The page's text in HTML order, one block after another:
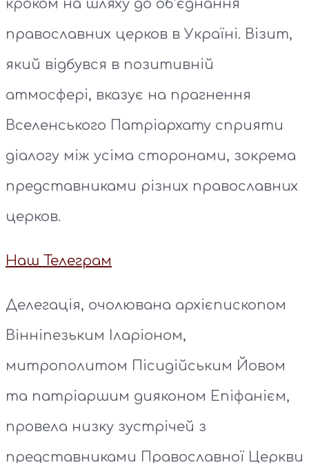
кроком на шляху до об’єднання
православних церков в Україні. Візит,
який відбувся в позитивній
атмосфері, вказує на прагнення
Вселенського Патріархату сприяти
діалогу між усіма сторонами, зокрема
представниками різних православних
церков.
Наш Телеграм
Делегація, очолювана архієпископом
Вінніпезьким Іларіоном,
митрополитом Пісидійським Йовом
та патріаршим дияконом Епіфанієм,
провела низку зустрічей з
представниками Православної Церкви